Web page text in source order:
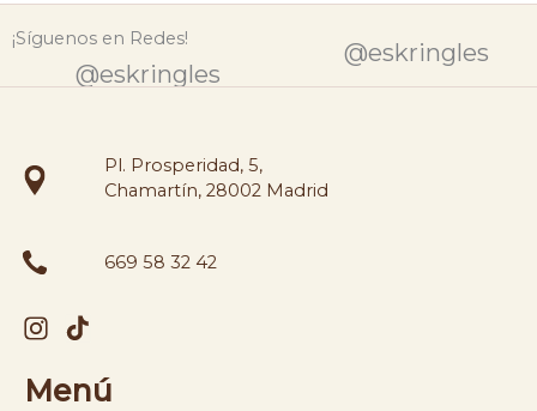
¡Síguenos en Redes!
@eskringles
@eskringles
Pl. Prosperidad, 5,
Chamartín, 28002 Madrid
669 58 32 42
Menú